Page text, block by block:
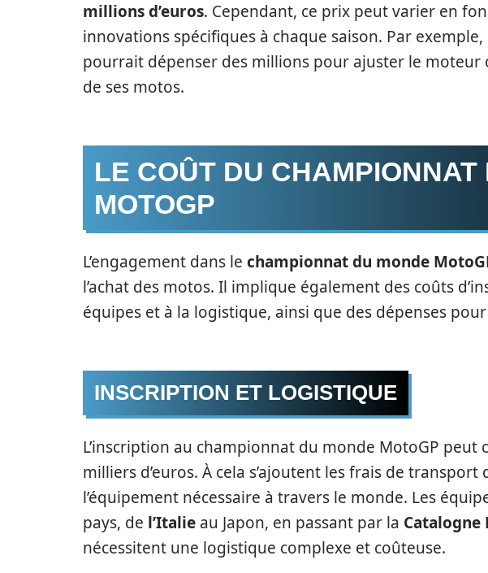
millions d’euros. Cependant, ce prix peut varier en
innovations spécifiques à chaque saison. Par
pourrait dépenser des millions pour ajuster le moteur
de ses motos.
LE COÛT DU CHAMPIONNAT
MOTOGP
L’engagement dans le championnat du monde
l’achat des motos. Il implique également des coûts
équipes et à la logistique, ainsi que des dépenses
INSCRIPTION ET LOGISTIQUE
L’inscription au championnat du monde MotoGP peut
milliers d’euros. À cela s’ajoutent les frais de
l’équipement nécessaire à travers le monde. Les
pays, de l’Italie au Japon, en passant par la Catalogne
nécessitent une logistique complexe et coûteuse.